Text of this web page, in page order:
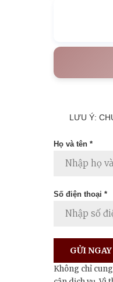
LƯU Ý:
Họ và tên *
Số điện thoại *
Không chỉ